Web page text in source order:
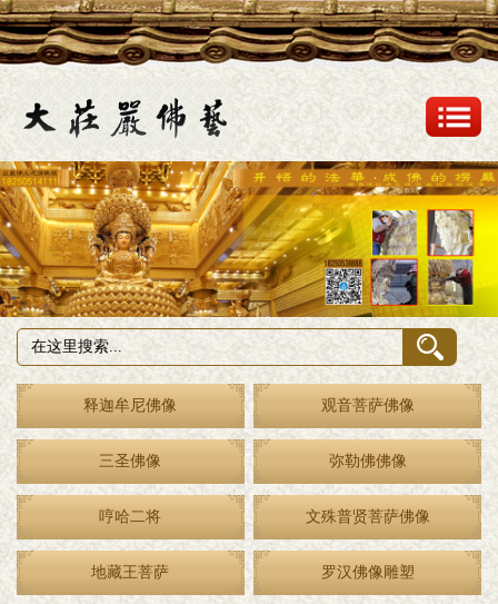
释迦牟尼佛像 观音菩萨佛像
三圣佛像 弥勒佛佛像
哼哈二将 文殊普贤菩萨佛像
地藏王菩萨 罗汉佛像雕塑